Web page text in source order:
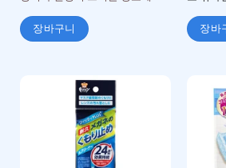
장바구니 장바